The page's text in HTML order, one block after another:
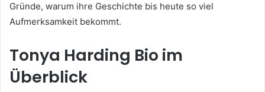
Gründe, warum ihre Geschichte bis heute so viel
Aufmerksamkeit bekommt.
Tonya Harding Bio im
Überblick